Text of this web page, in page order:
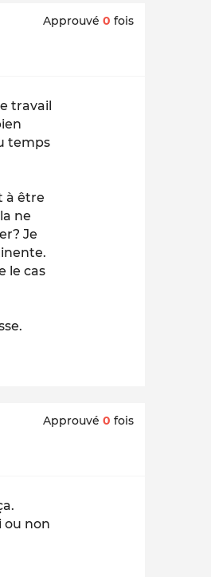
Approuvé 0 fois
travail
temps
à être
ne
Je
le cas
Approuvé 0 fois
ou non